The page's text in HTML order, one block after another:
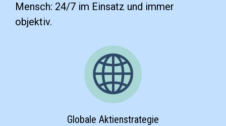
Mensch: 24/7 im Einsatz und immer
objektiv.
Globale Aktienstrategie